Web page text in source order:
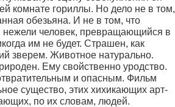
комнате гориллы. Но дело не в том,
обезьяна. И не в том, что
нежели человек, превращающийся в
им не будет. Страшен, как
зверем. Животное натурально.
Ему свойственно уродство.
и опасным. Фильм
существо, этих хихикающих арт-
по их словам, людей.